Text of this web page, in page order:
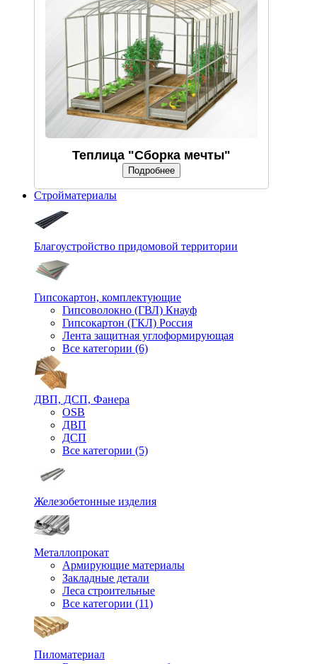
Теплица "Сборка мечты"
Подробнее
Стройматериалы
Благоустройство придомовой территории
Гипсокартон, комплектующие
Гипсоволокно (ГВЛ) Кнауф
Гипсокартон (ГКЛ) Россия
Лента защитная углоформирующая
Все категории (6)
ДВП, ДСП, Фанера
OSB
ДВП
ДСП
Все категории (5)
Железобетонные изделия
Металлопрокат
Армирующие материалы
Закладные детали
Леса строительные
Все категории (11)
Пиломатериал